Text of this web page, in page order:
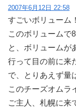
2007年6月12日 22:58
すごいボリューム！
このボリュームで
と、ボリュームが
行って目の前に来
で、とりあえず量
このチーズオムラ
ご主人、札幌に来